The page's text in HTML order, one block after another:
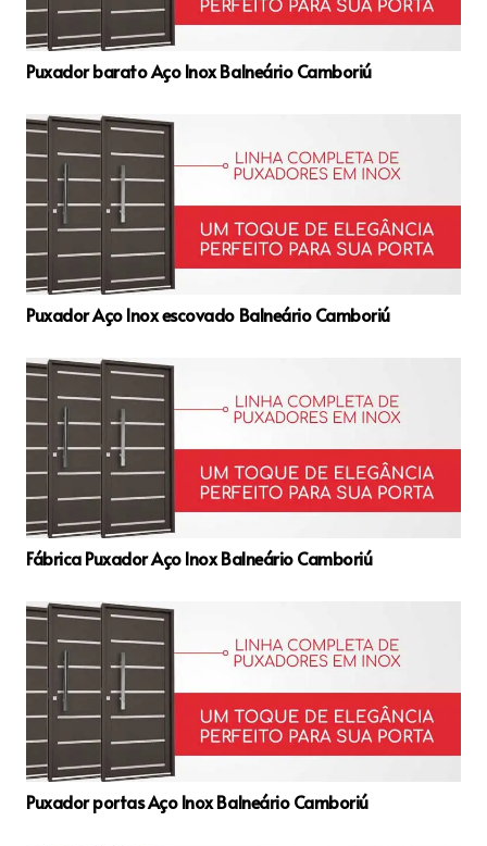
Puxador barato Aço Inox Balneário Camboriú
Puxador Aço Inox escovado Balneário Camboriú
Fábrica Puxador Aço Inox Balneário Camboriú
Puxador portas Aço Inox Balneário Camboriú